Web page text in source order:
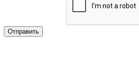
Отправить